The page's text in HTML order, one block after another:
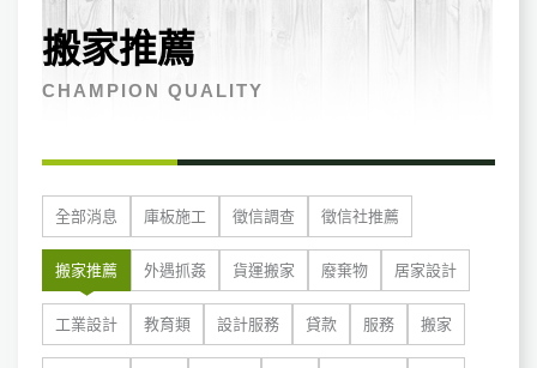
搬家推薦
CHAMPION QUALITY
全部消息 庫板施工 徵信調查 徵信社推薦
搬家推薦 外遇抓姦 貨運搬家 廢棄物 居家設計
工業設計 教育類 設計服務 貸款 服務 搬家